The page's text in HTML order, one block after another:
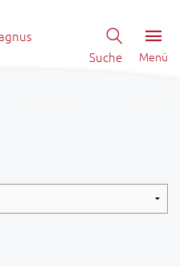
Suche Menü